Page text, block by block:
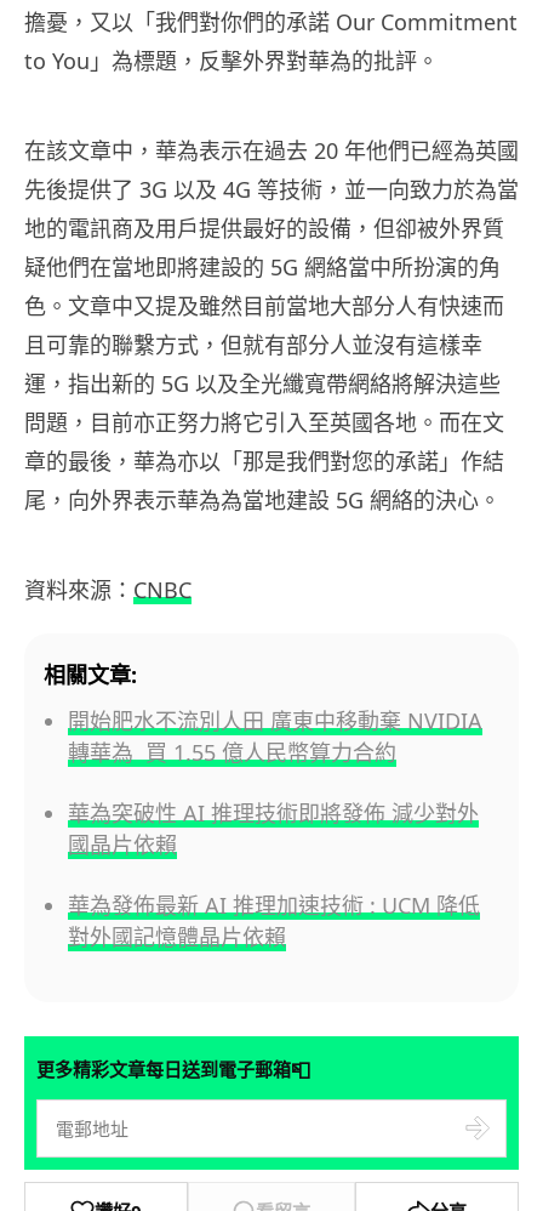
擔憂，又以「我們對你們的承諾 Our Commitment
to You」為標題，反擊外界對華為的批評。
在該文章中，華為表示在過去 20 年他們已經為英國
先後提供了 3G 以及 4G 等技術，並一向致力於為當
地的電訊商及用戶提供最好的設備，但卻被外界質
疑他們在當地即將建設的 5G 網絡當中所扮演的角
色。文章中又提及雖然目前當地大部分人有快速而
且可靠的聯繫方式，但就有部分人並沒有這樣幸
運，指出新的 5G 以及全光纖寬帶網絡將解決這些
問題，目前亦正努力將它引入至英國各地。而在文
章的最後，華為亦以「那是我們對您的承諾」作結
尾，向外界表示華為為當地建設 5G 網絡的決心。
資料來源： CNBC
相關文章:
開始肥水不流別人田 廣東中移動棄 NVIDIA
轉華為 買 1.55 億人民幣算力合約
華為突破性 AI 推理技術即將發佈 減少對外
國晶片依賴
華為發佈最新 AI 推理加速技術 : UCM 降低
對外國記憶體晶片依賴
更多精彩文章每日送到電子郵箱📮